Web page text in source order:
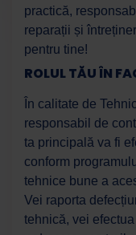
practică,
reparații și
pentru tine!
ROLUL TĂU ÎN
În calitate de
responsabil de
ta principală va fi
conform
tehnice bune a
Vei raporta
tehnică, vei